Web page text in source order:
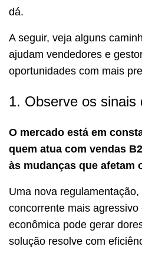
dá.
A seguir, veja alguns
ajudam vendedores e
oportunidades com mais
1. Observe os sinais
O mercado está em
quem atua com vendas
às mudanças que afetam
Uma nova
concorrente mais
econômica pode gerar
solução resolve com